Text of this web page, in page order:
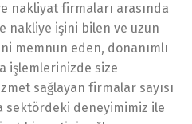
nakliyat firmaları arasında
nakliye işini bilen ve uzun
memnun eden, donanımlı
işlemlerinizde size
sağlayan firmalar sayısı
sektördeki deneyimimiz ile